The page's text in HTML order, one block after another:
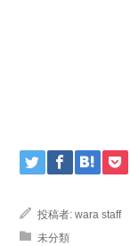
投稿者: wara staff
未分類